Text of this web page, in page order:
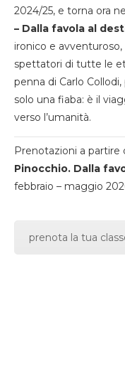
2024/25, e torna ora
– Dalla favola al
ironico e
spettatori di tutte le
penna di Carlo
solo una fiaba: è il
verso l’umanità.
Prenotazioni a partire
Pinocchio. Dalla
febbraio – maggio
prenota la tua